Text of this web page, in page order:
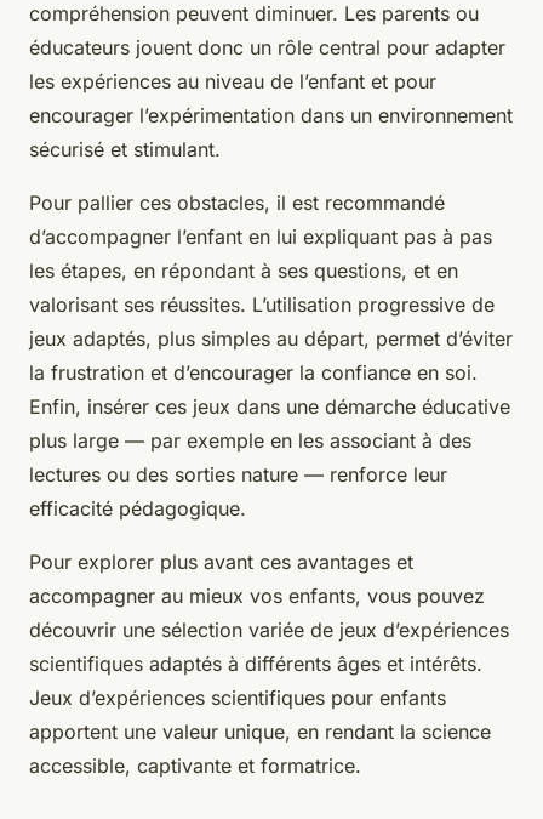
compréhension peuvent diminuer. Les parents ou
éducateurs jouent donc un rôle central pour adapter
les expériences au niveau de l’enfant et pour
encourager l’expérimentation dans un environnement
sécurisé et stimulant.
Pour pallier ces obstacles, il est recommandé
d’accompagner l’enfant en lui expliquant pas à pas
les étapes, en répondant à ses questions, et en
valorisant ses réussites. L’utilisation progressive de
jeux adaptés, plus simples au départ, permet d’éviter
la frustration et d’encourager la confiance en soi.
Enfin, insérer ces jeux dans une démarche éducative
plus large — par exemple en les associant à des
lectures ou des sorties nature — renforce leur
efficacité pédagogique.
Pour explorer plus avant ces avantages et
accompagner au mieux vos enfants, vous pouvez
découvrir une sélection variée de jeux d’expériences
scientifiques adaptés à différents âges et intérêts.
Jeux d’expériences scientifiques pour enfants
apportent une valeur unique, en rendant la science
accessible, captivante et formatrice.